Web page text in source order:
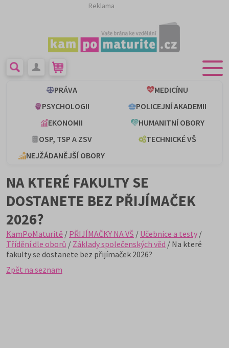
Reklama
PRÁVA
MEDICÍNU
PSYCHOLOGII
POLICEJNÍ AKADEMII
EKONOMII
HUMANITNÍ OBORY
OSP, TSP A ZSV
TECHNICKÉ VŠ
NEJŽÁDANĚJŠÍ OBORY
NA KTERÉ FAKULTY SE
DOSTANETE BEZ PŘIJÍMAČEK
2026?
KamPoMaturitě / PŘIJÍMAČKY NA VŠ / Učebnice a testy /
Třídění dle oborů / Základy společenských věd / Na které
fakulty se dostanete bez přijímaček 2026?
Zpět na seznam